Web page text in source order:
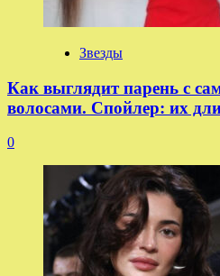
Звезды
Как выглядит парень с
волосами. Спойлер: их
0